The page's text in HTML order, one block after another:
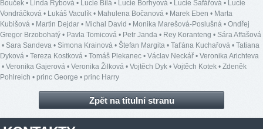
Bouček • Linda Rybová • Lucie Bílá • Lucie Borhyová • Lucie Šafářová • Lucie
Vondráčková • Lukáš Vaculík • Mahulena Bočanová • Marek Eben • Marta
Kubišová • Martin Dejdar • Michal David • Monika Marešová-Poslušná • Ondřej
Gregor Brzobohatý • Pavla Tomicová • Petr Janda • Rey Koranteng • Sára Affašová
• Sara Sandeva • Simona Krainová • Štefan Margita • Taťána Kuchařová • Tatiana
Dyková • Tereza Kostková • Tomáš Plekanec • Václav Neckář • Veronika Arichteva
• Veronika Gajerová • Veronika Žilková • Vojtěch Dyk • Vojtěch Kotek • Zdeněk
Pohlreich • princ George • princ Harry
Zpět na titulní stranu